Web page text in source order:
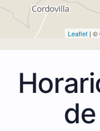
Leaflet | ©